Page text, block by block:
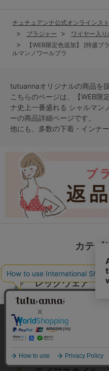
チュチュアンナ公式オンラインス
ブラジャー
ワイヤー入
【WEB限定色追加】 [特盛ブ
ルマンノワールブラ
tutuannaオリジナルの商品を
こちらのページは、【WEB限
ナ史上一番盛れる シャルマン
ーの商品詳細ページです。
他にも、多数の下着・インナー
カテゴ
レッグウェア
下着・インナー
ルームウェア
本サイトでは、より快適にご
ています。詳細については
プ
い。